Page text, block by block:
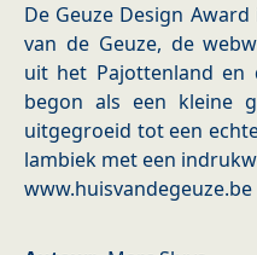
De Geuze Design
van de Geuze, de
uit het Pajottenland en
begon als een kleine
uitgegroeid tot een
lambiek met een
​www.huisvandegeuze.be